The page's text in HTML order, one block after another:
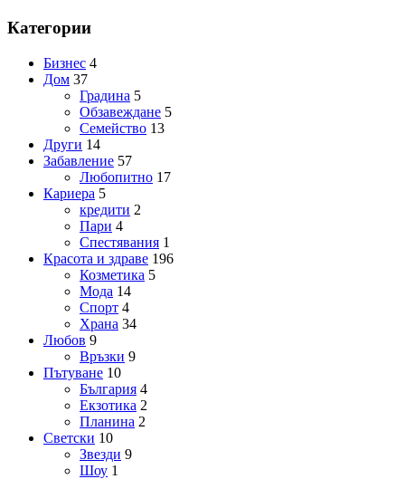
Категории
Бизнес 4
Дом 37
Градина 5
Обзавеждане 5
Семейство 13
Други 14
Забавление 57
Любопитно 17
Кариера 5
кредити 2
Пари 4
Спестявания 1
Красота и здраве 196
Козметика 5
Мода 14
Спорт 4
Храна 34
Любов 9
Връзки 9
Пътуване 10
България 4
Екзотика 2
Планина 2
Светски 10
Звезди 9
Шоу 1